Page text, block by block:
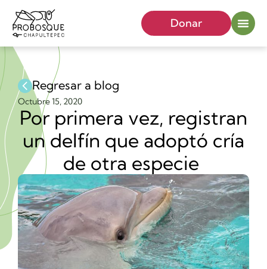
Donar
Regresar a blog
Octubre 15, 2020
Por primera vez, registran
un delfín que adoptó cría
de otra especie